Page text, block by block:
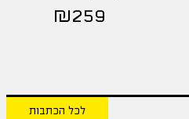
₪259
לכל הכתבות